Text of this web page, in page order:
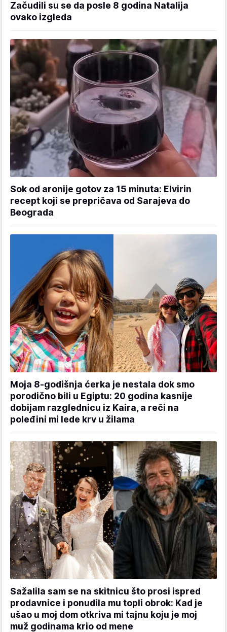
Začudili su se da posle 8 godina Natalija
ovako izgleda
Sok od aronije gotov za 15 minuta: Elvirin
recept koji se prepričava od Sarajeva do
Beograda
Moja 8-godišnja ćerka je nestala dok smo
porodično bili u Egiptu: 20 godina kasnije
dobijam razglednicu iz Kaira, a reči na
poleđini mi lede krv u žilama
Sažalila sam se na skitnicu što prosi ispred
prodavnice i ponudila mu topli obrok: Kad je
ušao u moj dom otkriva mi tajnu koju je moj
muž godinama krio od mene